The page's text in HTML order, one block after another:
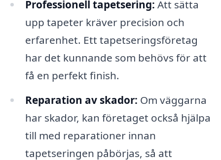
Professionell tapetsering: Att sätta
upp tapeter kräver precision och
erfarenhet. Ett tapetseringsföretag
har det kunnande som behövs för att
få en perfekt finish.
Reparation av skador: Om väggarna
har skador, kan företaget också hjälpa
till med reparationer innan
tapetseringen påbörjas, så att